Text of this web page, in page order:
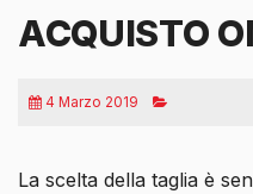
ACQUISTO
4 Marzo 2019
La scelta della taglia è